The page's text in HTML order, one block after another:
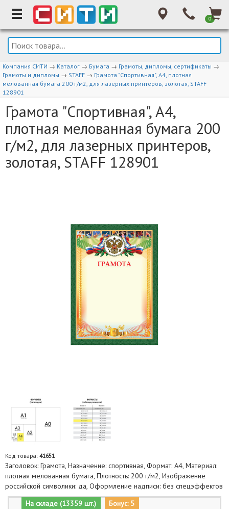
0
Компания СИТИ → Каталог → Бумага → Грамоты, дипломы, сертификаты →
Грамоты и дипломы → STAFF → Грамота "Спортивная", А4, плотная
мелованная бумага 200 г/м2, для лазерных принтеров, золотая, STAFF
128901
Грамота "Спортивная", А4,
плотная мелованная бумага 200
г/м2, для лазерных принтеров,
золотая, STAFF 128901
Код товара: 41651
Заголовок: Грамота, Назначение: спортивная, Формат: А4, Материал:
плотная мелованная бумага, Плотность: 200 г/м2, Изображение
российской символики: да, Оформление надписи: без спецэффектов
На складе (13359 шт.)
Бонус: 5